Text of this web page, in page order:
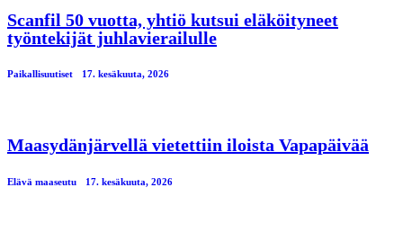
Scanfil 50 vuotta, yhtiö kutsui eläköityneet
työntekijät juhlavierailulle
Paikallisuutiset 17. kesäkuuta, 2026
Maasydänjärvellä vietettiin iloista Vapapäivää
Elävä maaseutu 17. kesäkuuta, 2026